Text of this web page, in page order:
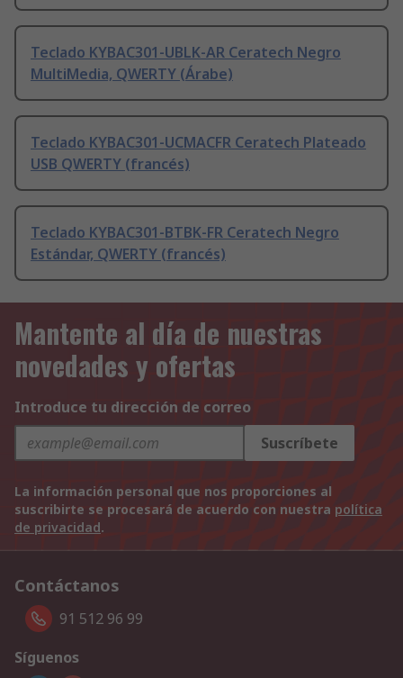
Teclado KYBAC301-UBLK-AR Ceratech Negro
MultiMedia, QWERTY (Árabe)
Teclado KYBAC301-UCMACFR Ceratech Plateado
USB QWERTY (francés)
Teclado KYBAC301-BTBK-FR Ceratech Negro
Estándar, QWERTY (francés)
Mantente al día de nuestras
novedades y ofertas
Introduce tu dirección de correo
Suscríbete
La información personal que nos proporciones al
suscribirte se procesará de acuerdo con nuestra política
de privacidad.
Contáctanos
91 512 96 99
Síguenos